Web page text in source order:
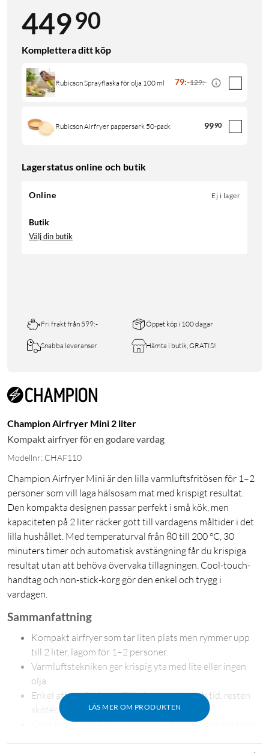
44990
Komplettera ditt köp
Rubicson Sprayflaska för olja 100 ml 79:-129:-
Rubicson Airfryer pappersark 50-pack 9990
Lagerstatus online och butik
Online Ej i lager
Butik
Välj din butik
Fri frakt från 599:- Öppet köp i 100 dagar
Snabba leveranser Hämta i butik, GRATIS!
Champion Airfryer Mini 2 liter
Kompakt airfryer för en godare vardag
Modellnr: CHAF110
Champion Airfryer Mini är den lilla varmluftsfritösen för 1–2
personer som vill laga hälsosam mat med krispigt resultat.
Den kompakta designen passar perfekt i små kök, men
kapaciteten på 2 liter räcker gott till vardagens måltider i det
lilla hushållet. Med temperaturval från 80 till 200 °C, 30
minuters timer och automatisk avstängning får du krispiga
resultat utan att behöva övervaka tillagningen. Cool-touch-
handtag och non-stick-korg gör den enkel och trygg i
vardagen.
LÄS MER OM PRODUKTEN
Sammanfattning
Kompakt airfryer som tar liten plats men rymmer upp
till 2 liter, lagom för 1–2 personer.
Varmluftstekniken ger krispig yta med lite eller ingen
olja.
Enkel att använda – ställ in temperatur och tid, resten
sköter sig själv.
Cool-touch-hölje och automatisk avstängning ger trygg